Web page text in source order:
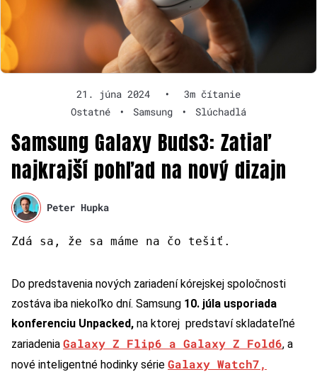
21. júna 2024 •
3m čítanie
Ostatné
• Samsung • Slúchadlá
Samsung Galaxy Buds3: Zatiaľ
najkrajší pohľad na nový dizajn
Peter Hupka
Zdá sa, že sa máme na čo tešiť.
Do predstavenia nových zariadení kórejskej spoločnosti
zostáva iba niekoľko dní. Samsung 10. júla usporiada
konferenciu Unpacked, na ktorej predstaví skladateľné
zariadenia Galaxy Z Flip6 a Galaxy Z Fold6, a
nové inteligentné hodinky série Galaxy Watch7,